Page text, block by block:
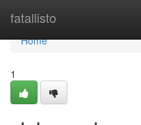
fatallisto
Home
Home
1